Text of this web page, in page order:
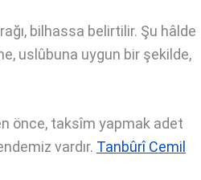
bilhassa belirtilir. Şu hâlde
uslûbuna uygun bir şekilde,
önce, taksîm yapmak adet
vardır. Tanbûrî Cemil